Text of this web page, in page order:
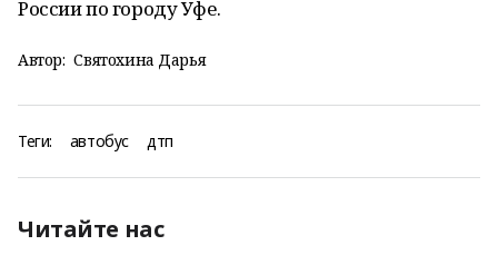
России по городу Уфе.
Автор: Святохина Дарья
Теги: автобус дтп
Читайте нас